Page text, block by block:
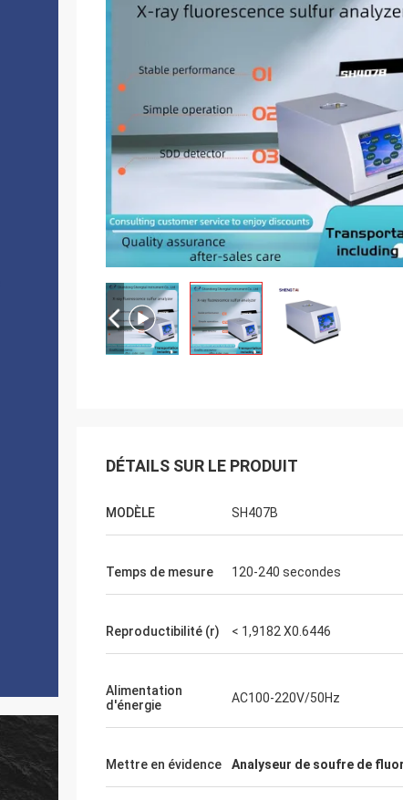
DÉTAILS SUR LE PRODUIT
MODÈLE SH407B
Temps de mesure 120-240 secondes
Reproductibilité (r) < 1,9182 X0.6446
Alimentation
d'énergie
AC100-220V/50Hz
Mettre en évidence Analyseur de soufre de